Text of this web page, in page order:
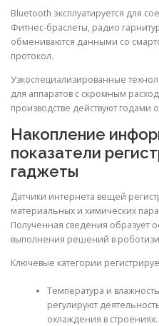
Bluetooth эксплуатируется для
Фитнес-браслеты, радио
обмениваются данными со
протокол.
Узкоспециализированные
для аппаратов с скромным
производстве действуют годами
Накопление
показатели
гаджеты
Датчики интернета вещей
материальных и химических
Полученная сведения образует
выполнения решений в
Ключевые категории
Температура и
регулируют
охлаждения в строениях.